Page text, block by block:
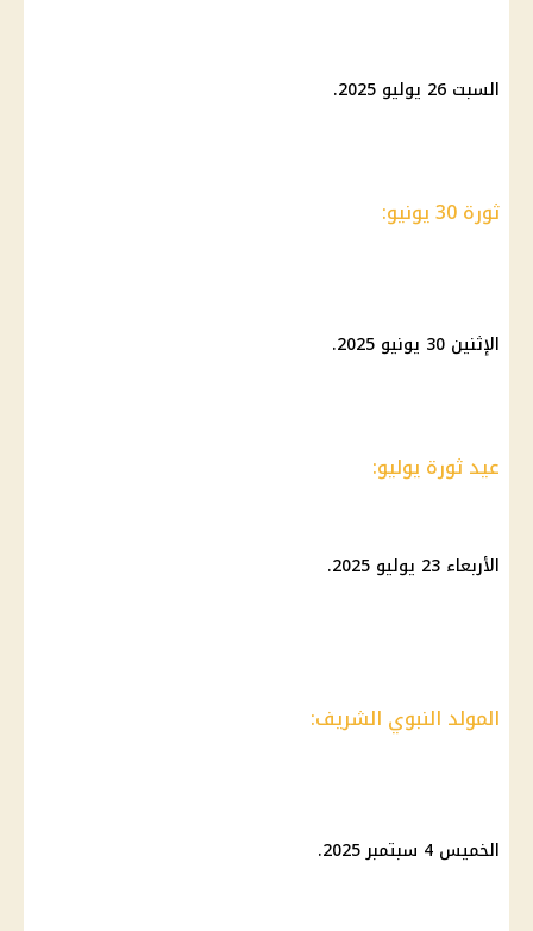
السبت 26 يوليو 2025.
ثورة 30 يونيو:
الإثنين 30 يونيو 2025.
عيد ثورة يوليو:
الأربعاء 23 يوليو 2025.
المولد النبوي الشريف:
الخميس 4 سبتمبر 2025.